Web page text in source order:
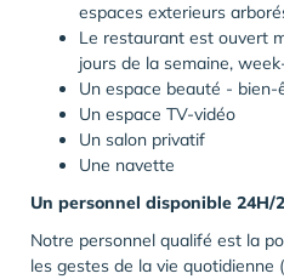
espaces exterieurs
Le restaurant est ouvert
jours de la semaine,
Un espace beauté -
Un espace TV-vidéo
Un salon privatif
Une navette
Un personnel disponible 24H/
Notre personnel qualifé est la
les gestes de la vie quotidienne